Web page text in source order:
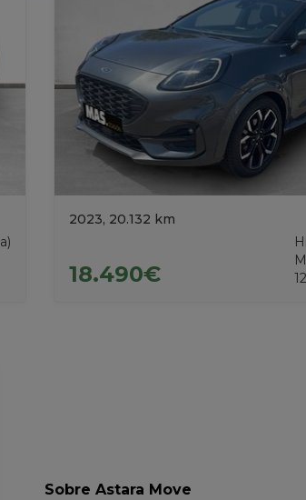
2023, 20.132 km
18.490€
Sobre Astara Move